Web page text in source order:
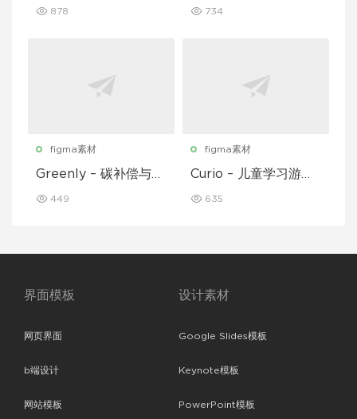
878 734
figma素材
Greenly – 碳补偿与废
I 套件
449
figma素材
Curio – 儿童学习游戏
635
界面模板
网页界面
b端设计
网站模板
设计素材
Google Slides模板
Keynote模板
PowerPoint模板